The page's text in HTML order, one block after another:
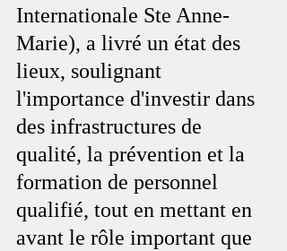
Internationale Ste Anne-
Marie), a livré un état des
lieux, soulignant
l'importance d'investir dans
des infrastructures de
qualité, la prévention et la
formation de personnel
qualifié, tout en mettant en
avant le rôle important que